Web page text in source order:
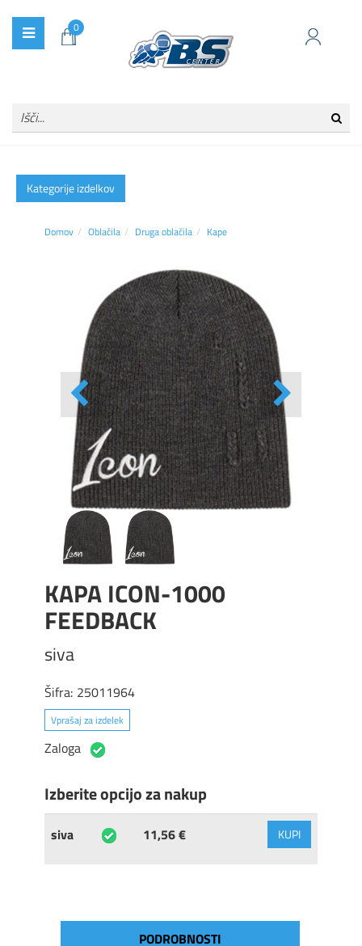
0
Kategorije izdelkov
Domov Oblačila Druga oblačila Kape
KAPA ICON-1000
FEEDBACK
siva
Šifra: 25011964
Vprašaj za izdelek
Zaloga
Izberite opcijo za nakup
siva 11,56 € KUPI
PODROBNOSTI